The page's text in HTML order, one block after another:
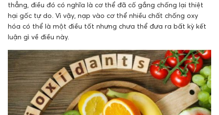
thẳng, điều đó có nghĩa là cơ thể đã cố gắng chống lại thiệt
hại gốc tự do. Vì vậy, nạp vào cơ thể nhiều chất chống oxy
hóa có thể là một điều tốt nhưng chưa thể đưa ra bất kỳ kết
luận gì về điều này.